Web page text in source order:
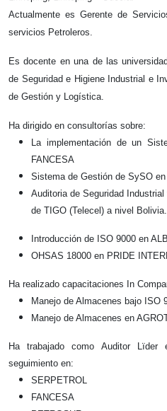
Actualmente es Gerente de
servicios Petroleros.
Es docente en una de las
de Seguridad e Higiene Industrial e
de Gestión y Logística.
Ha dirigido en consultorías sobre:
La implementación de un
FANCESA
Sistema de Gestión de SySO
Auditoria de Seguridad
de TIGO (Telecel) a nivel Bolivia.
Introducción de ISO 9000 en
OHSAS 18000 en PRIDE
Ha realizado capacitaciones In
Manejo de Almacenes bajo ISO
Manejo de Almacenes en
Ha trabajado como Auditor
seguimiento en:
SERPETROL
FANCESA